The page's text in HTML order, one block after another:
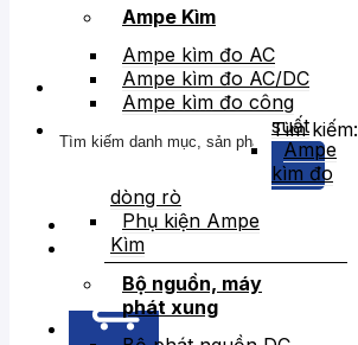
Tìm kiếm:
Ampe Kìm
Ampe kìm đo AC
Ampe kìm đo AC/DC
Ampe kìm đo công
suất
Ampe
kìm đo
dòng rò
Phụ kiện Ampe
Kìm
Bộ nguồn, máy
phát xung